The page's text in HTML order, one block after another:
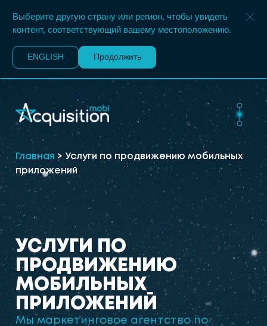
Выберите другую страну или регион, чтобы увидеть
контент, соответствующий вашему местоположению.
ENGLISH Продолжить
Главная > Услуги по продвижению мобильных
приложений
УСЛ УГИ ПО
П РОД В ИЖЕН И Ю
МОБИ Л Ь Н Ы Х
П РИЛОЖЕ Н ИЙ
Мы маркетинговое агентство по